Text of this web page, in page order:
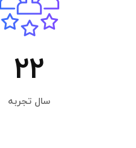
22
سال تجربه